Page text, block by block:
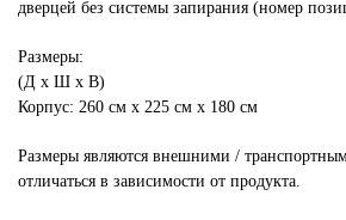
дверцей без системы запирания (номер
Размеры:
(Д x Ш x В)
Корпус: 260 см x 225 см x 180 cм
Размеры являются внешними /
отличаться в зависимости от продукта.